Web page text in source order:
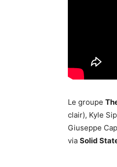
Le groupe
clair), Kyle
Giuseppe
via Solid